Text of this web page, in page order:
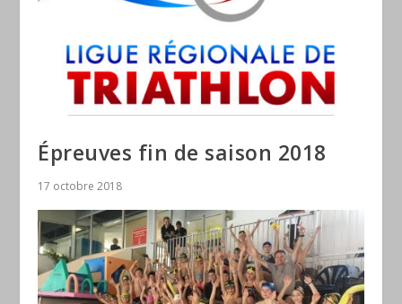
Épreuves fin de saison 2018
17 octobre 2018